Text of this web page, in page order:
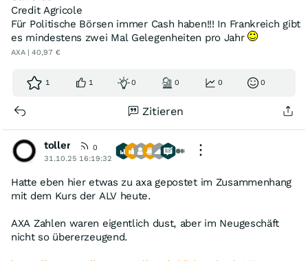
Credit Agricole
Für Politische Börsen immer Cash haben!!! In Frankreich gibt
es mindestens zwei Mal Gelegenheiten pro Jahr
AXA | 40,97 €
1 1 0 0 0 0
Zitieren
toller
0
31.10.25 16:19:32
Hatte eben hier etwas zu axa gepostet im Zusammenhang
mit dem Kurs der ALV heute.
AXA Zahlen waren eigentlich dust, aber im Neugeschäft
nicht so übererzeugend.